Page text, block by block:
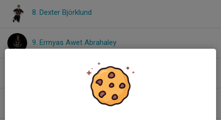
8. Dexter Björklund
9. Ermyas Awet Abrahaley
10. Mille Petersson